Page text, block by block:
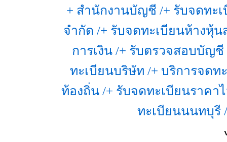
+ สำนักงานบัญชี /+ รับจดทะ
จำกัด /+ รับจดทะเบียนห้างหุ้
การเงิน /+ รับตรวจสอบบัญ
ทะเบียนบริษัท /+ บริการจด
ท้องถิ่น /+ รับจดทะเบียนราคา
ทะเบียนนนทบุรี